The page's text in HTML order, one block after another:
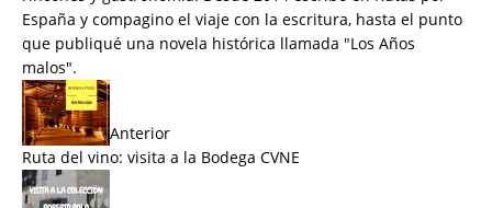
España y compagino el viaje con la escritura, hasta el punto
que publiqué una novela histórica llamada "Los Años
malos".
Anterior
Ruta del vino: visita a la Bodega CVNE